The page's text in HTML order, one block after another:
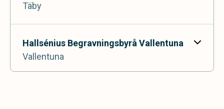
Odengatan 102,
Täby
Biblioteksgången 2,
Hallsénius Begravningsbyrå Vallentuna
Vallentuna